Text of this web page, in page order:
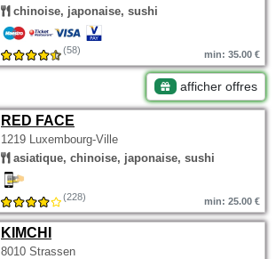
chinoise, japonaise, sushi
(58) min: 35.00 €
afficher offres
RED FACE
1219 Luxembourg-Ville
asiatique, chinoise, japonaise, sushi
(228) min: 25.00 €
KIMCHI
8010 Strassen